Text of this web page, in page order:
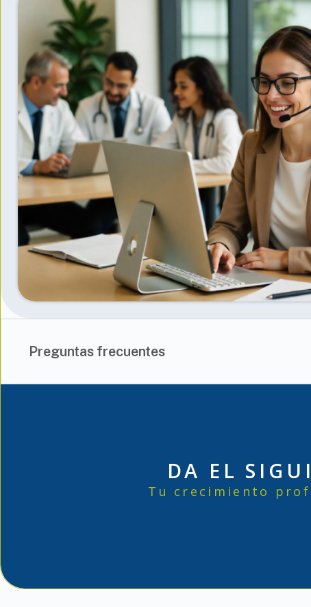
Preguntas frecuentes
DA EL
Tu crecimiento